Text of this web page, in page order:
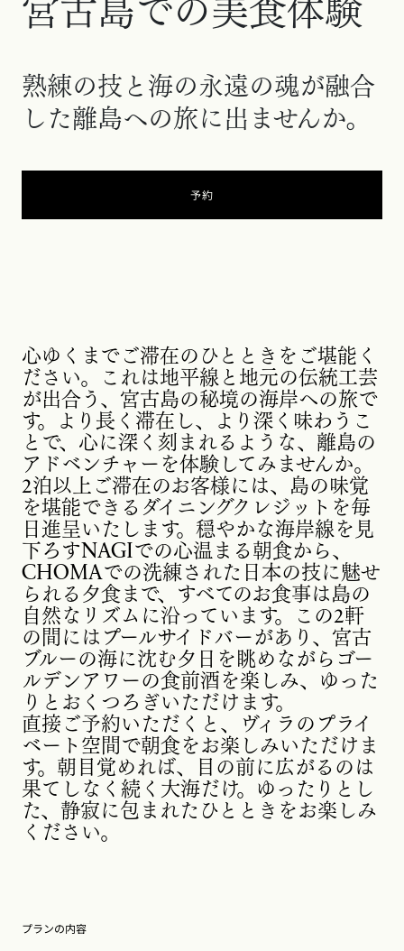
熟練の技と海の永遠の魂が融合
した離島への旅に出ませんか。
予約新しいタブで開く
心ゆくまでご滞在のひとときをご堪能く
ださい。これは地平線と地元の伝統工芸
が出合う、宮古島の秘境の海岸への旅で
す。より長く滞在し、より深く味わうこ
とで、心に深く刻まれるような、離島の
アドベンチャーを体験してみませんか。
2泊以上ご滞在のお客様には、島の味覚
を堪能できるダイニングクレジットを毎
日進呈いたします。穏やかな海岸線を見
下ろすNAGIでの心温まる朝食から、
CHOMAでの洗練された日本の技に魅せ
られる夕食まで、すべてのお食事は島の
自然なリズムに沿っています。この2軒
の間にはプールサイドバーがあり、宮古
ブルーの海に沈む夕日を眺めながらゴー
ルデンアワーの食前酒を楽しみ、ゆった
りとおくつろぎいただけます。
直接ご予約いただくと、ヴィラのプライ
ベート空間で朝食をお楽しみいただけま
す。朝目覚めれば、目の前に広がるのは
果てしなく続く大海だけ。ゆったりとし
た、静寂に包まれたひとときをお楽しみ
ください。
プランの内容